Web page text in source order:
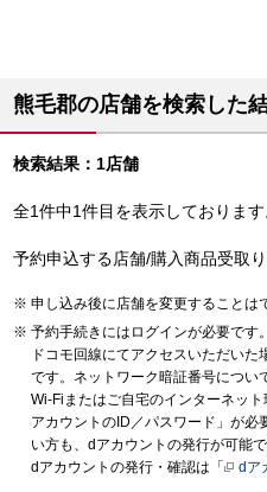
熊毛郡の店舗を検索した
検索結果：1店舗
全1件中1件目を表示しておりま
予約申込する店舗/購入商品受取
申し込み後に店舗を変更することは
予約手続きにはログインが必要です。
ドコモ回線にてアクセスいただい
です。ネットワーク暗証番号につい
Wi-Fiまたはご自宅のインターネッ
アカウントのID／パスワード」が必
い方も、dアカウントの発行が可能で
dアカウントの発行・確認は「
dア